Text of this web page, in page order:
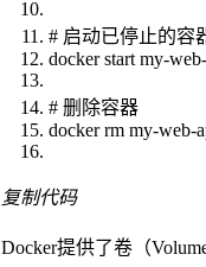
# 启动已停止的容
docker start my-
# 删除容器
docker rm my-web-
复制代码
Docker提供了卷（